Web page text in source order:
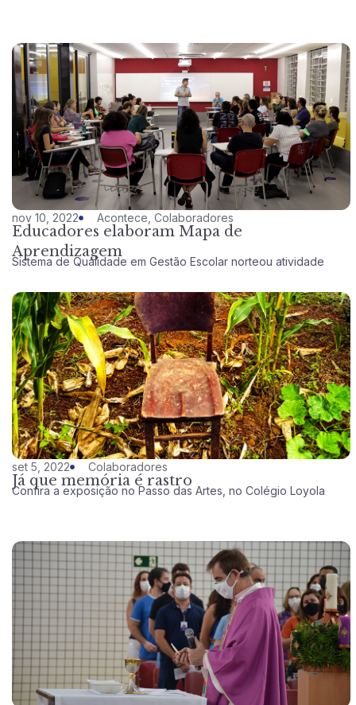
nov 10, 2022 Acontece Colaboradores
Educadores elaboram Mapa de
Aprendizagem
Sistema de Qualidade em Gestão Escolar norteou atividade
set 5, 2022 Colaboradores
Já que memória é rastro
Confira a exposição no Passo das Artes, no Colégio Loyola